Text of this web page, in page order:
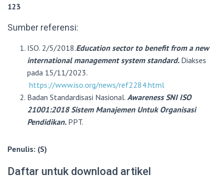
123
Sumber referensi:
ISO. 2/5/2018.Education sector to benefit from a new
international management system standard. Diakses
pada 15/11/2023.
https://www.iso.org/news/ref2284.html
Badan Standardisasi Nasional. Awareness SNI ISO
21001:2018 Sistem Manajemen Untuk Organisasi
Pendidikan. PPT.
Penulis: (S)
Daftar untuk download artikel